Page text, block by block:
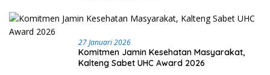
27 Januari 2026
Komitmen Jamin Kesehatan Masyarakat,
Kalteng Sabet UHC Award 2026